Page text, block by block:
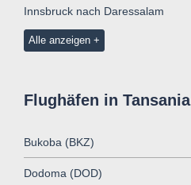
Innsbruck nach Daressalam
Alle anzeigen
Flughäfen in Tansania
Bukoba (BKZ)
Dodoma (DOD)